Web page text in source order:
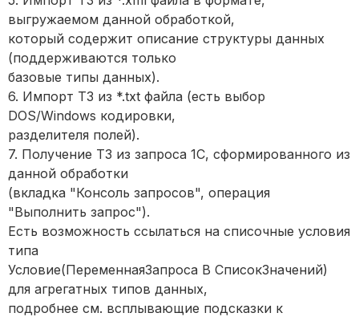
выгружаемом данной обработкой,
который содержит описание структуры данных
(поддерживаются только
базовые типы данных).
6. Импорт ТЗ из *.txt файла (есть выбор
DOS/Windows кодировки,
разделителя полей).
7. Получение ТЗ из запроса 1С, сформированного из
данной обработки
(вкладка "Консоль запросов", операция
"Выполнить запрос").
Есть возможность ссылаться на списочные условия
типа
Условие(ПеременнаяЗапроса В СписокЗначений)
для агрегатных типов данных,
подробнее см. всплывающие подсказки к